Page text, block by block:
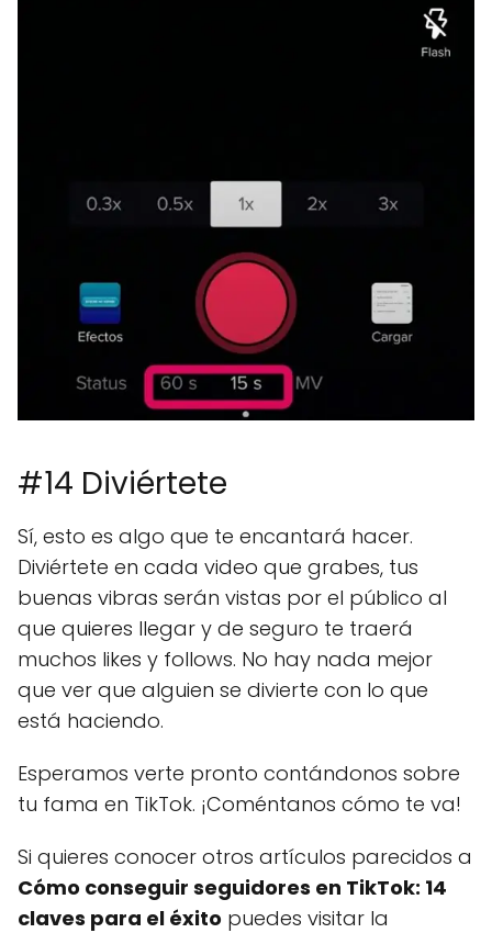
#14 Diviértete
Sí, esto es algo que te encantará hacer.
Diviértete en cada video que grabes, tus
buenas vibras serán vistas por el público al
que quieres llegar y de seguro te traerá
muchos likes y follows. No hay nada mejor
que ver que alguien se divierte con lo que
está haciendo.
Esperamos verte pronto contándonos sobre
tu fama en TikTok. ¡Coméntanos cómo te va!
Si quieres conocer otros artículos parecidos a
Cómo conseguir seguidores en TikTok: 14
claves para el éxito puedes visitar la